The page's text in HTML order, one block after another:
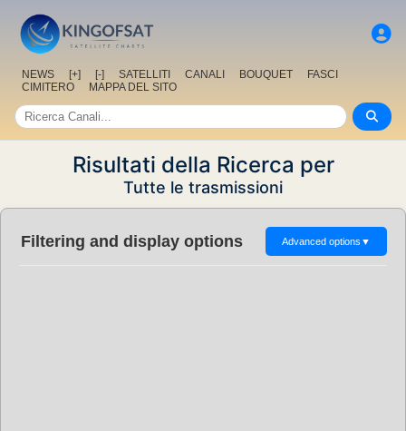
NEWS [+] [-] SATELLITI CANALI BOUQUET
FASCI
CIMITERO
MAPPA DEL SITO
Risultati della Ricerca per
Tutte le trasmissioni
Filtering and display options Advanced options ▼